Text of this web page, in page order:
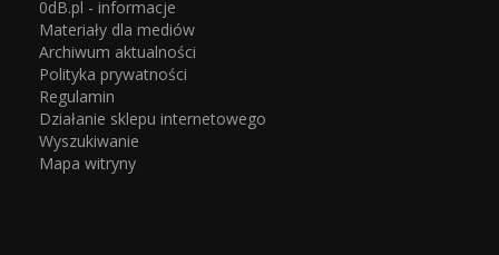
0dB.pl - informacje
Materiały dla mediów
Archiwum aktualności
Polityka prywatności
Regulamin
Działanie sklepu internetowego
Wyszukiwanie
Mapa witryny